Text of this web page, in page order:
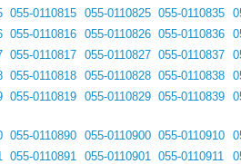
055-0110815
055-0110816
055-0110817
055-0110818
055-0110819
055-0110825
055-0110826
055-0110827
055-0110828
055-0110829
055-0110835
055-0110836
055-0110837
055-0110838
055-0110839
055-0110890
055-0110891
055-0110900
055-0110901
055-0110910
055-0110911